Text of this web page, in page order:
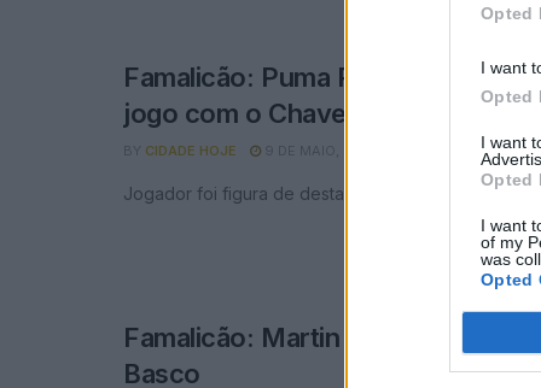
Opted
I want
Opted
I want
Opted
I want
of my
was
Opted
Famalicão: Puma Rodríguez
jogo com o Chaves
BY CIDADE HOJE 9 DE MAIO, 2024
Jogador foi figura de destaque na vitória sobre o
Famalicão: Martin chamado à
Basco